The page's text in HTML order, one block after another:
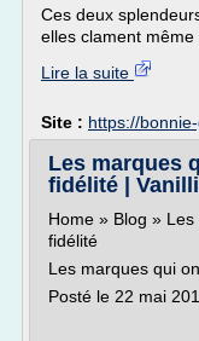
Ces deux
elles clament même
Lire la suite
Site : https://
Les marques
fidélité |
Home » Blog »
fidélité
Les marques qui
Posté le 22 mai